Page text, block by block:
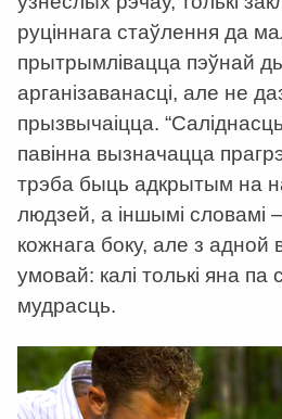
руціннага стаўлення да
прытрымлівацца пэўнай
арганізаванасці, але не
прызвычаіцца.
павінна вызначацца
трэба быць адкрытым на
людзей, а іншымі словамі
кожнага боку, але з адной
умовай: калі толькі яна па
мудрасць.